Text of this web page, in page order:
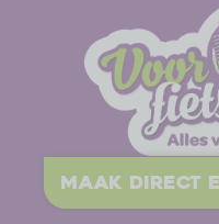
maak direct